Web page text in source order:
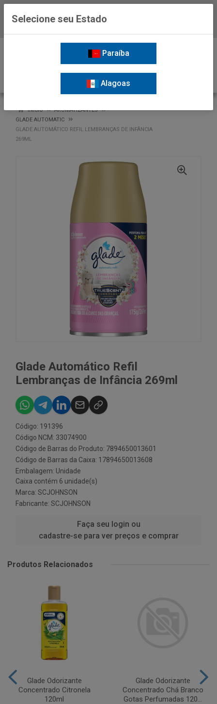
INÍCIO
AROMATIZANTES
GLADE AUTOMATIC
GLADE AUTOMÁTICO REFIL LEMBRANÇAS DE INFÂNCIA
269ML
Glade Automático Refil
Lembranças de Infância 269ml
Código: 191396
Código NCM: 33074900
Código de Barras do Produto: 7894650013601
Código de Barras da Caixa: 17894650013608
Embalagem: Unidade
Caixa contém 6 unidade(s)
Marca: SCJOHNSON
Fabricante: SCJOHNSON
Faça seu login ou
cadastre-se para ver preços e comprar
Produtos Relacionados
Glade Odorizante
Concentrado Citronela
120ml
Glade Odorizante
Concentrado Chá Branco
Gotas Perfumadas 120...
Selecione seu Estado
Paraíba
Alagoas